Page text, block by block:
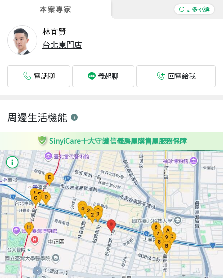
本案專家 更多挑選
林宜賢
台北東門店
電話聊 義起聊 回電給我
周邊生活機能
SinyiCare十大守護 信義房屋購售屋服務保障